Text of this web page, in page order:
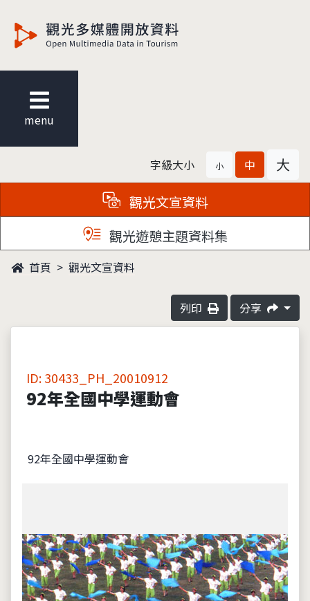
menu
字級大小 小 中 大
觀光文宣資料
觀光遊憩主題資料集
首頁 觀光文宣資料
列印 分享
ID: 30433_PH_20010912
92年全國中學運動會
92年全國中學運動會